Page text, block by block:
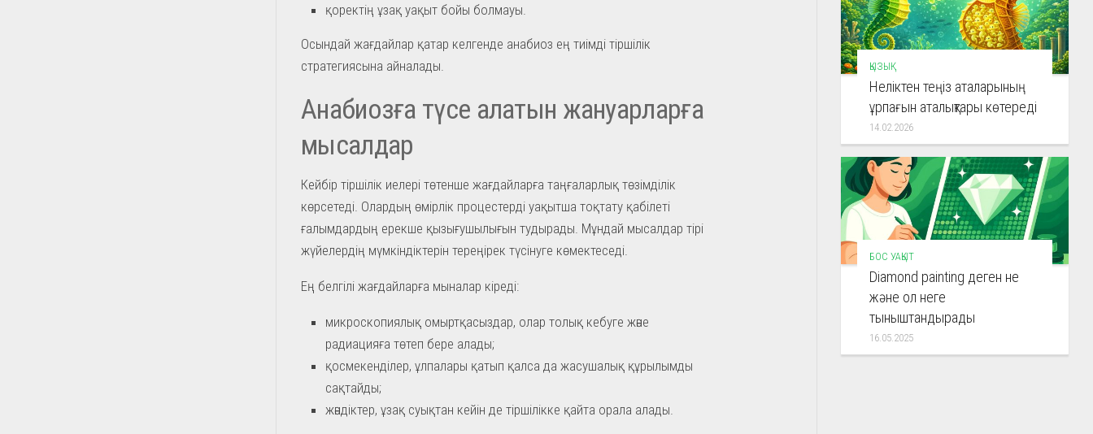
қоректің ұзақ уақыт бойы болмауы.
Осындай жағдайлар қатар келгенде анабиоз ең тиімді тіршілік
стратегиясына айналады.
Анабиозға түсе алатын жануарларға
мысалдар
Кейбір тіршілік иелері төтенше жағдайларға таңғаларлық төзімділік
көрсетеді. Олардың өмірлік процестерді уақытша тоқтату қабілеті
ғалымдардың ерекше қызығушылығын тудырады. Мұндай мысалдар тірі
жүйелердің мүмкіндіктерін тереңірек түсінуге көмектеседі.
Ең белгілі жағдайларға мыналар кіреді:
микроскопиялық омыртқасыздар, олар толық кебуге және
радиацияға төтеп бере алады;
қосмекенділер, ұлпалары қатып қалса да жасушалық құрылымды
сақтайды;
жәндіктер, ұзақ суықтан кейін де тіршілікке қайта орала алады.
ҚЫЗЫҚ
Неліктен теңіз аталарының
ұрпағын аталықтары көтереді
14.02.2026
БОС УАҚЫТ
Diamond painting деген не
және ол неге
тыныштандырады
16.05.2025